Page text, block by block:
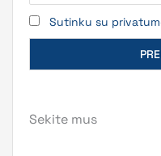
Sutinku su
Sekite mus